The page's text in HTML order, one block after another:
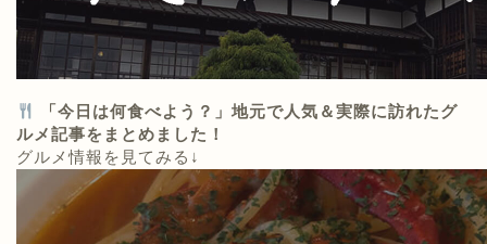
「今日は何食べよう？」地元で人気＆実際に訪れたグ
ルメ記事をまとめました！
グルメ情報を見てみる↓